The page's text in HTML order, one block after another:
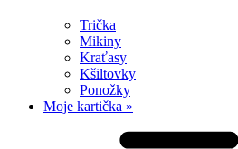
Trička
Mikiny
Kraťasy
Kšiltovky
Ponožky
Moje kartička »